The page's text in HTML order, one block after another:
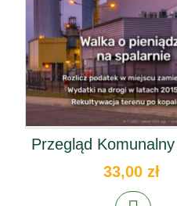
Przegląd
33,00 zł